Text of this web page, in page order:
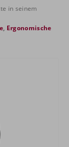
in seinem
, Ergonomische